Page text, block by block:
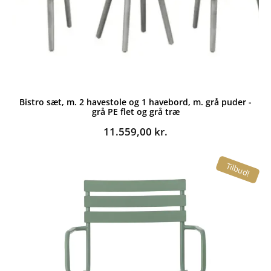
Bistro sæt, m. 2 havestole og 1 havebord, m. grå puder -
grå PE flet og grå træ
11.559,00 kr.
Tilbud!